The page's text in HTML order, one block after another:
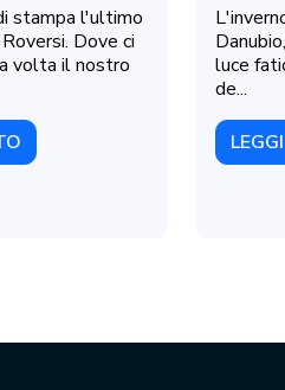
stampa l'ultimo
Dove ci
volta il nostro
luce
de...